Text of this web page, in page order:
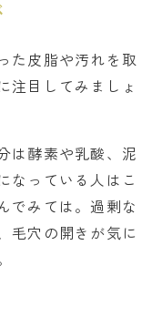
た皮脂や汚れを取
注目してみましょ
は酵素や乳酸、泥
なっている人はこ
でみては。過剰な
毛穴の開きが気に